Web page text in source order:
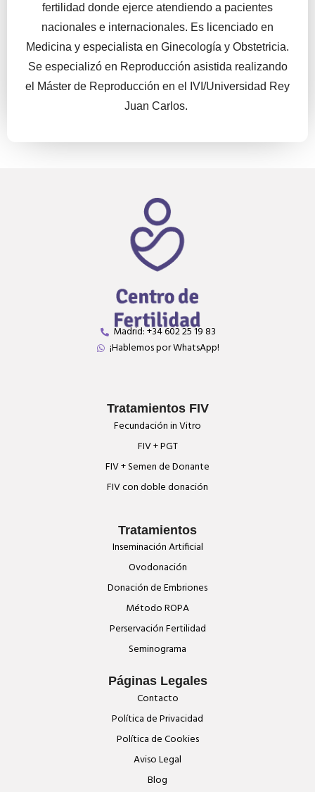
fertilidad donde ejerce atendiendo a pacientes
nacionales e internacionales. Es licenciado en
Medicina y especialista en Ginecología y Obstetricia.
Se especializó en Reproducción asistida realizando
el Máster de Reproducción en el IVI/Universidad Rey
Juan Carlos.
Madrid: +34 602 25 19 83
¡Hablemos por WhatsApp!
Tratamientos FIV
Fecundación in Vitro
FIV + PGT
FIV + Semen de Donante
FIV con doble donación
Tratamientos
Inseminación Artificial
Ovodonación
Donación de Embriones
Método ROPA
Perservación Fertilidad
Seminograma
Páginas Legales
Contacto
Política de Privacidad
Política de Cookies
Aviso Legal
Blog